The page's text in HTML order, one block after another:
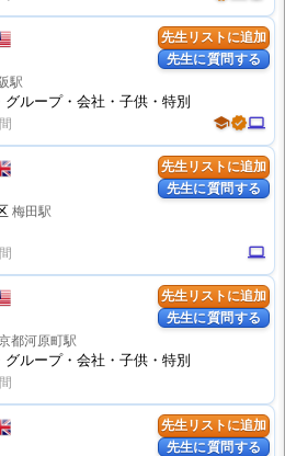
先生リストに追加
先生に質問する
schoolverifiedcomputer
駅
グループ・会社・子供・特別
先生リストに追加
先生に質問する
computer
梅田駅
先生リストに追加
先生に質問する
都河原町駅
グループ・会社・子供・特別
先生リストに追加
先生に質問する